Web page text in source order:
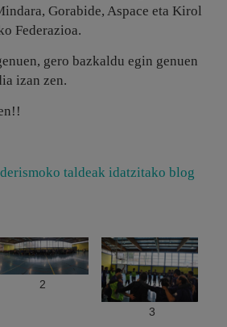
Gorabide, Aspace eta Kirol
Federazioa.
gero bazkaldu egin genuen
izan zen.
taldeak idatzitako blog
2
3